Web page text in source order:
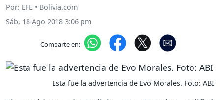
Por: EFE • Bolivia.com
Sáb, 18 Ago 2018 3:06 pm
Comparte en:
Esta fue la advertencia de Evo Morales. Foto: ABI